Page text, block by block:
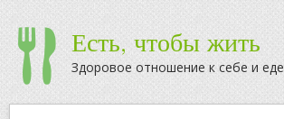
Есть, чтобы жить
Здоровое отношение к себе и еде